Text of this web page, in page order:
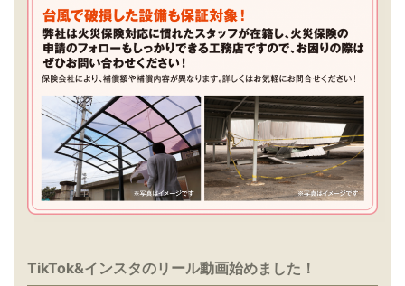
TikTok&インスタのリール動画始めました！